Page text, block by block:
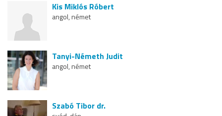
Kis Miklós Róbert
angol, német
Tanyi-Németh Judit
angol, német
Szabó Tibor dr.